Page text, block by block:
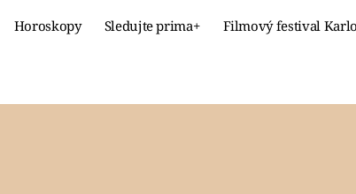
Horoskopy Sledujte prima+ Filmový festival